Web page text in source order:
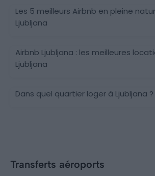
Les 5 meilleurs Airbnb en pleine
Ljubljana
Airbnb Ljubljana : les meilleures
Ljubljana
Dans quel quartier loger à Ljubljana ?
Transferts aéroports